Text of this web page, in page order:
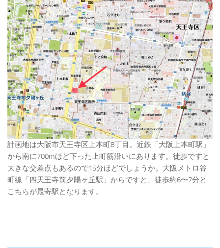
計画地は大阪市天王寺区上本町8丁目。近鉄「大阪上本町駅」
から南に700mほど下った上町筋沿いにあります。徒歩ですと
大きな交差点もあるので15分ほどでしょうか。大阪メトロ谷
町線「四天王寺前夕陽ヶ丘駅」からですと、徒歩約6〜7分と
こちらが最寄駅となります。